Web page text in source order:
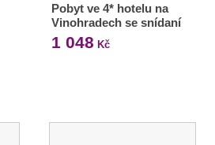
Pobyt ve 4* hotelu na
Vinohradech se snídaní
1 048 Kč